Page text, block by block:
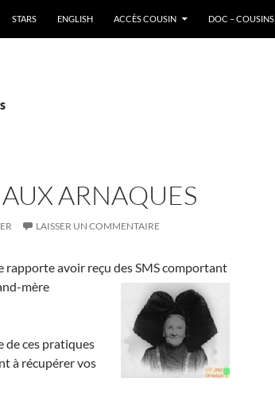
STARS ENGLISH ACCÈS COUSIN DOC – COUSINS
ARNAQUES
LAISSER UN COMMENTAIRE
rapporte avoir reçu des SMScomportant
mère
de ces pratiques
à récupérer vos